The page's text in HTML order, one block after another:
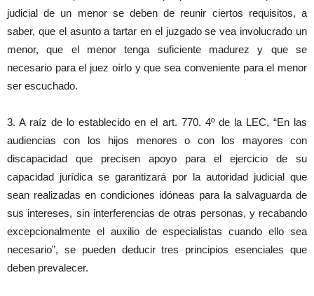
judicial de un menor se deben de reunir ciertos requisitos, a
saber, que el asunto a tartar en el juzgado se vea involucrado un
menor, que el menor tenga suficiente madurez y que se
necesario para el juez oírlo y que sea conveniente para el menor
ser escuchado.
3. A raíz de lo establecido en el art. 770. 4º de la LEC, “En las
audiencias con los hijos menores o con los mayores con
discapacidad que precisen apoyo para el ejercicio de su
capacidad jurídica se garantizará por la autoridad judicial que
sean realizadas en condiciones idóneas para la salvaguarda de
sus intereses, sin interferencias de otras personas, y recabando
excepcionalmente el auxilio de especialistas cuando ello sea
necesario”, se pueden deducir tres principios esenciales que
deben prevalecer.